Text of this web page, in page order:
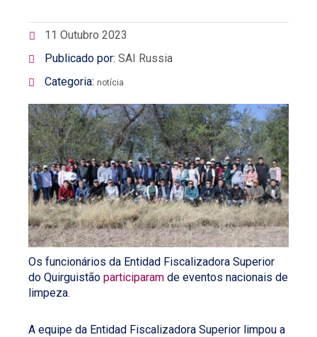
11 Outubro 2023
Publicado por: SAI Russia
Categoria: notícia
Os funcionários da Entidad Fiscalizadora Superior
do Quirguistão participaram de eventos nacionais de
limpeza.
A equipe da Entidad Fiscalizadora Superior limpou a